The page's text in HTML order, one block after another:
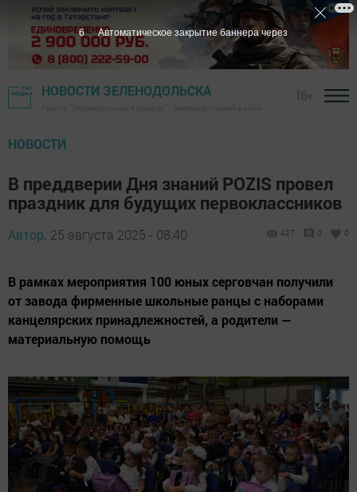
НОВОСТИ ЗЕЛЕНОДОЛЬСКА
НОВОСТИ
В преддверии Дня знаний POZIS провел
праздник для будущих первоклассников
Автор, 25 августа 2025 - 08:40 427 0 0
В рамках мероприятия 100 юных серговчан получили
от завода фирменные школьные ранцы с наборами
канцелярских принадлежностей, а родители —
материальную помощь
5 Автоматическое закрытие баннера через